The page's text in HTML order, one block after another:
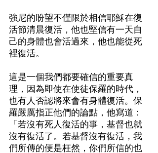
強尼的盼望不僅限於相信耶穌在復
活節清晨復活，他也堅信有一天自
己的身體也會活過來，他也能從死
裡復活。
這是一個我們都要確信的重要真
理，因為即使在使徒保羅的時代，
也有人否認將來會有身體復活。保
羅嚴厲指正他們的論點，他寫道：
「若沒有死人復活的事，基督也就
沒有復活了。若基督沒有復活，我
們所傳的便是枉然，你們所信的也